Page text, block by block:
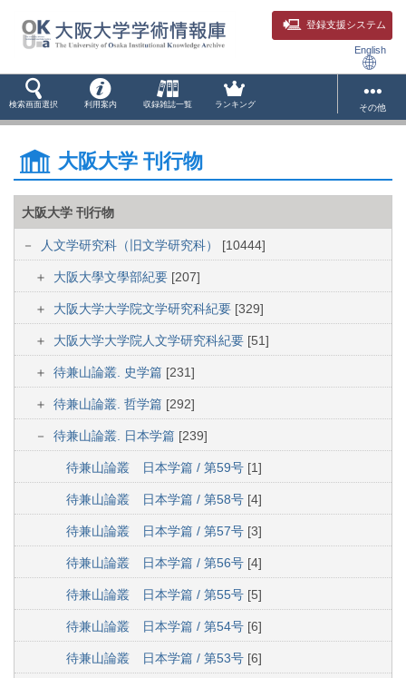
登録支援システム
English
検索画面選択 利用案内 収録雑誌一覧 ランキング その他
大阪大学 刊行物
大阪大学 刊行物
人文学研究科（旧文学研究科） [10444]
大阪大學文學部紀要 [207]
大阪大学大学院文学研究科紀要 [329]
大阪大学大学院人文学研究科紀要 [51]
待兼山論叢. 史学篇 [231]
待兼山論叢. 哲学篇 [292]
待兼山論叢. 日本学篇 [239]
待兼山論叢 日本学篇 / 第59号 [1]
待兼山論叢 日本学篇 / 第58号 [4]
待兼山論叢 日本学篇 / 第57号 [3]
待兼山論叢 日本学篇 / 第56号 [4]
待兼山論叢 日本学篇 / 第55号 [5]
待兼山論叢 日本学篇 / 第54号 [6]
待兼山論叢 日本学篇 / 第53号 [6]